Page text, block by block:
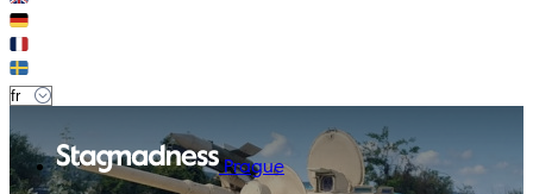
Prague